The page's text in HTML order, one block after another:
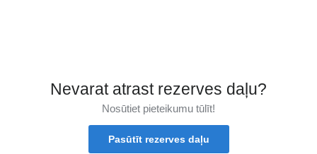
Nevarat atrast rezerves daļu?
Nosūtiet pieteikumu tūlīt!
Pasūtīt rezerves daļu